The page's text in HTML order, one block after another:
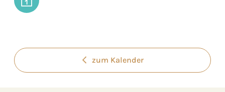
zum Kalender